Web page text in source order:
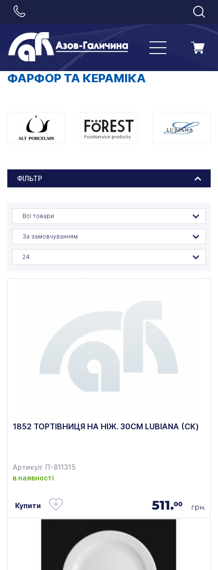
ФАРФОР ТА КЕРАМІКА
ФІЛЬТР
Всі товари
За замовчуванням
24
1852 ТОРТІВНИЦЯ НА НІЖ. 30СМ LUBIANA (СК)
Артикул: П-811315
в наявності
Купити 511.00 грн.